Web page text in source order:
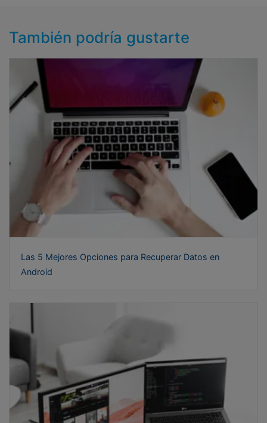
También podría gustarte
Las 5 Mejores Opciones para Recuperar Datos en
Android